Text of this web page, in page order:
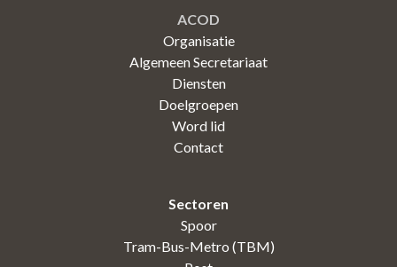
ACOD
Organisatie
Algemeen Secretariaat
Diensten
Doelgroepen
Word lid
Contact
Sectoren
Spoor
Tram-Bus-Metro (TBM)